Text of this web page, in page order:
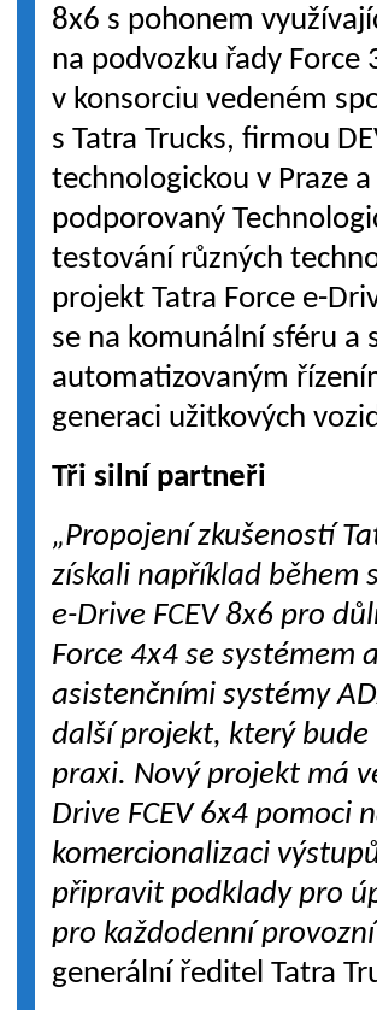
8x6 s pohonem
na podvozku řady Force
v konsorciu vedeném
s Tatra Trucks, firmou
technologickou v Praze
podporovaný
testování různých
projekt Tatra Force e-
se na komunální sféru a
automatizovaným
generaci užitkových
Tři silní partneři
„Propojení zkušeností
získali například během
e-Drive FCEV 8x6 pro
Force 4x4 se
asistenčními systémy
další projekt, který
praxi. Nový projekt má
Drive FCEV 6x4 pomoci
komercionalizaci
připravit podklady pro
pro každodenní
generální ředitel Tatra